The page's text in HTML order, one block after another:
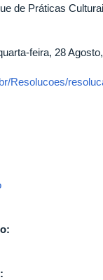
de Práticas
feira, 28
Resolucoes/